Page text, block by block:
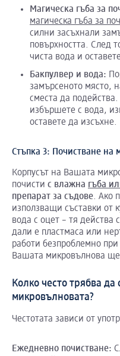
Магическа гъба за
магическа гъба за
силни засъхнали
повърхността. След
чиста вода и
Бакпулвер и вода:
замърсеното място,
сместа да
избършете с вода,
оставете да изсъхне.
Стъпка 3: Почистване на
Корпусът на Вашата
почисти с влажна гъба
препарат за съдове. Ако
използващи съставки от
вода с оцет – тя
дали е пластмаса или
работи безпроблемно
Вашата микровълнова
Колко често трябва да
микровълновата?
Честотата зависи от
Ежедневно почистване: